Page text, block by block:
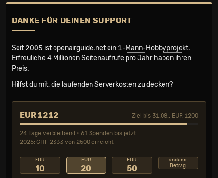
DANKE FÜR DEINEN SUPPORT
Seit 2005 ist openairguide.net ein 1-Mann-Hobbyprojekt.
Erfreuliche 4 Millionen Seiten­aufrufe pro Jahr haben ihren
Preis.
Hilfst du mit, die laufenden Serverkosten zu decken?
EUR 1212 Ziel bis 31.08.: EUR 1200
24 Tage verbleibend • 61 Spenden bis jetzt
2025: CHF 2333 von 2500 erreicht
EUR
10
EUR
20
EUR
50
anderer
Betrag